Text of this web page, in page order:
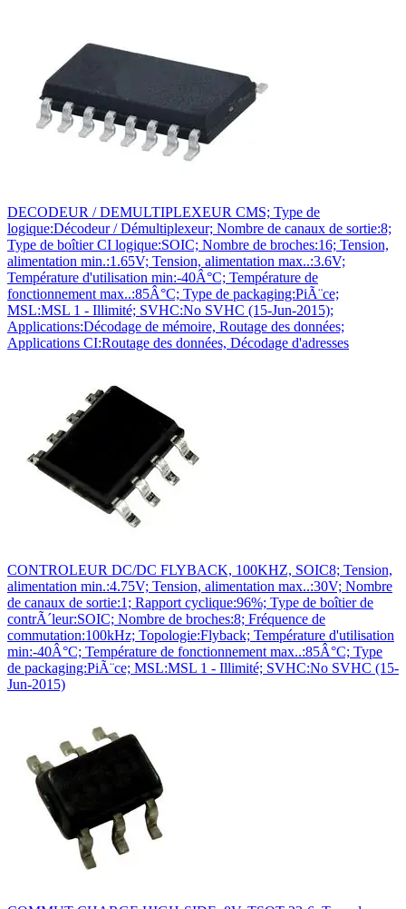
DECODEUR / DEMULTIPLEXEUR CMS; Type de
logique:Décodeur / Démultiplexeur; Nombre de canaux de sortie:8;
Type de boîtier CI logique:SOIC; Nombre de broches:16; Tension,
alimentation min.:1.65V; Tension, alimentation max..:3.6V;
Température d'utilisation min:-40Â°C; Température de
fonctionnement max..:85Â°C; Type de packaging:PiÃ¨ce;
MSL:MSL 1 - Illimité; SVHC:No SVHC (15-Jun-2015);
Applications:Décodage de mémoire, Routage des données;
Applications CI:Routage des données, Décodage d'adresses
CONTROLEUR DC/DC FLYBACK, 100KHZ, SOIC8; Tension,
alimentation min.:4.75V; Tension, alimentation max..:30V; Nombre
de canaux de sortie:1; Rapport cyclique:96%; Type de boîtier de
contrÃ´leur:SOIC; Nombre de broches:8; Fréquence de
commutation:100kHz; Topologie:Flyback; Température d'utilisation
min:-40Â°C; Température de fonctionnement max..:85Â°C; Type
de packaging:PiÃ¨ce; MSL:MSL 1 - Illimité; SVHC:No SVHC (15-
Jun-2015)